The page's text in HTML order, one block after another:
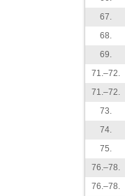
67.
68.
69.
71.–72.
71.–72.
73.
74.
75.
76.–78.
76.–78.